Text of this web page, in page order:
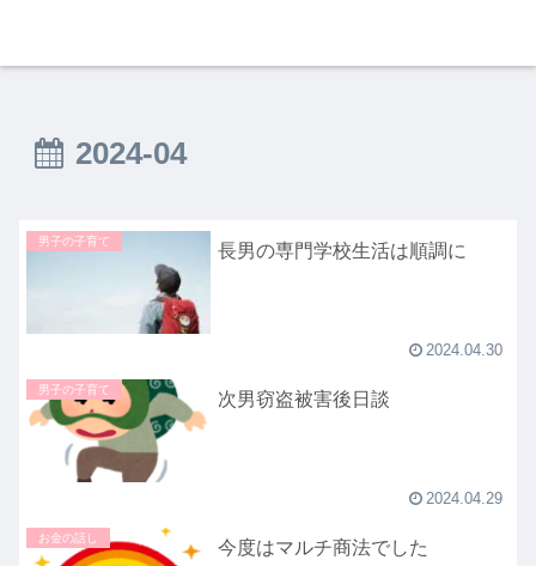
2024-04
男子の子育て 長男の専門学校生活は順調に
2024.04.30
男子の子育て 次男窃盗被害後日談
2024.04.29
お金の話し 今度はマルチ商法でした